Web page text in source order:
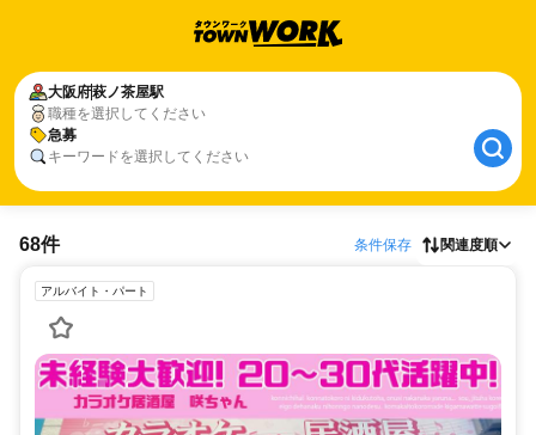
大阪府萩ノ茶屋駅
職種を選択してください
急募
キーワードを選択してください
68件 条件保存 関連度順
アルバイト・パート